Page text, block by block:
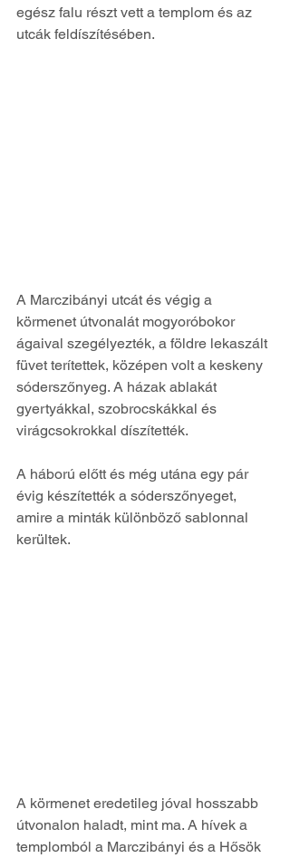
egész falu részt vett a templom és az
utcák feldíszítésében.
A Marczibányi utcát és végig a
körmenet útvonalát mogyoróbokor
ágaival szegélyezték, a földre lekaszált
füvet terítettek, középen volt a keskeny
sóderszőnyeg. A házak ablakát
gyertyákkal, szobrocskákkal és
virágcsokrokkal díszítették.
A háború előtt és még utána egy pár
évig készítették a sóderszőnyeget,
amire a minták különböző sablonnal
kerültek.
A körmenet eredetileg jóval hosszabb
útvonalon haladt, mint ma. A hívek a
templomból a Marczibányi és a Hősök